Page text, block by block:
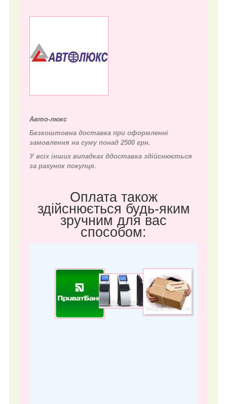
Авто-люкс
Безкоштовна доставка при оформленні
замовлення на суму понад 2500 грн.
У всіх інших випадках ддоставка здійснюється
за рахунок покупця.
Оплата також
здійснюється будь-яким
зручним для вас
способом: